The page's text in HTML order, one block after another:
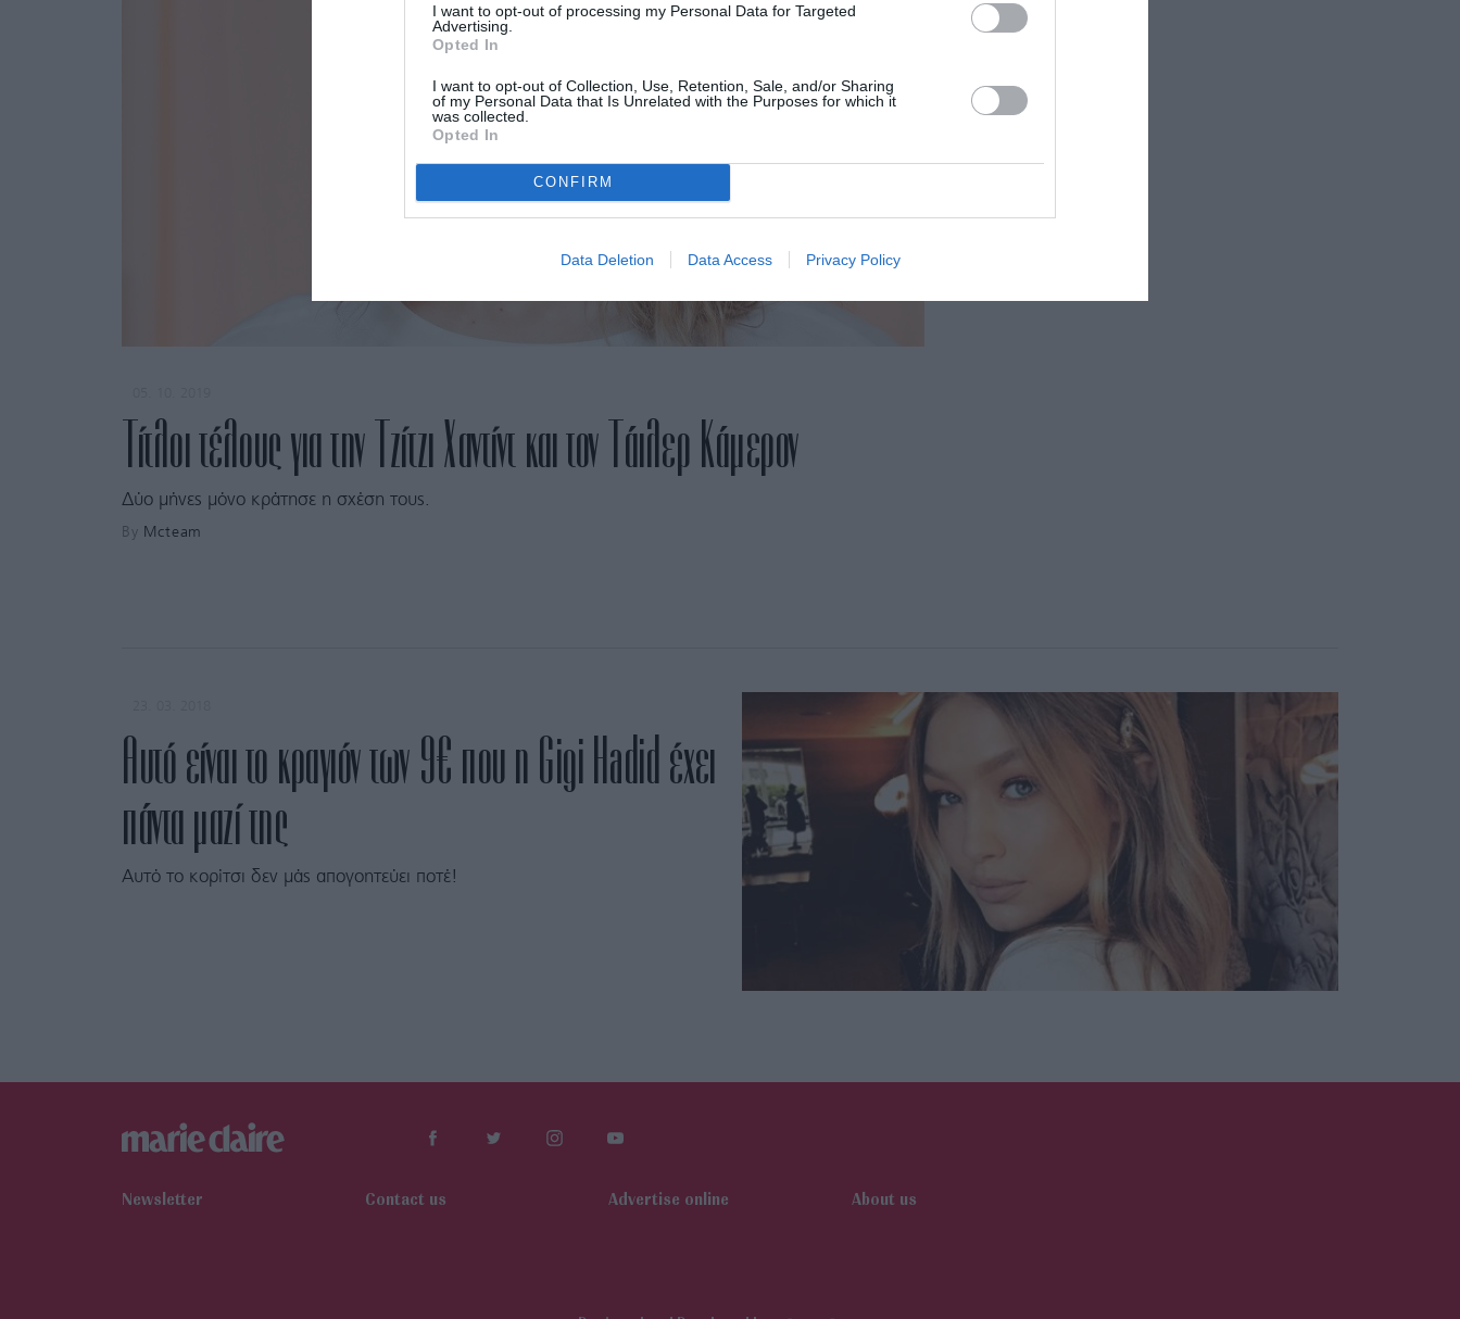
I want to opt-out of processing my Personal Data for Targeted
Advertising.
Opted In
I want to opt-out of Collection, Use, Retention, Sale, and/or Sharing
of my Personal Data that Is Unrelated with the Purposes for which it
was collected.
Opted In
CONFIRM
Data Deletion Data Access Privacy Policy
Τίτλοι τέλους για την Τζίτζι Χαντίντ και τον Τάιλερ Κάμερον
Δύο μήνες μόνο κράτησε η σχέση τους.
By Mcteam
Αυτό είναι το κραγιόν των 9€ που η Gigi Hadid έχει
πάντα μαζί της
Αυτό το κορίτσι δεν μάς απογοητεύει ποτέ!
Newsletter Contact us Αdvertise online About us